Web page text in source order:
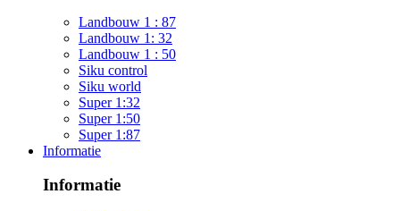
Landbouw 1 : 87
Landbouw 1: 32
Landbouw 1 : 50
Siku control
Siku world
Super 1:32
Super 1:50
Super 1:87
Informatie
Informatie